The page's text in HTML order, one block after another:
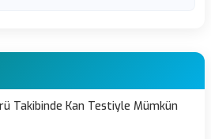
Takibinde Kan Testiyle Mümkün